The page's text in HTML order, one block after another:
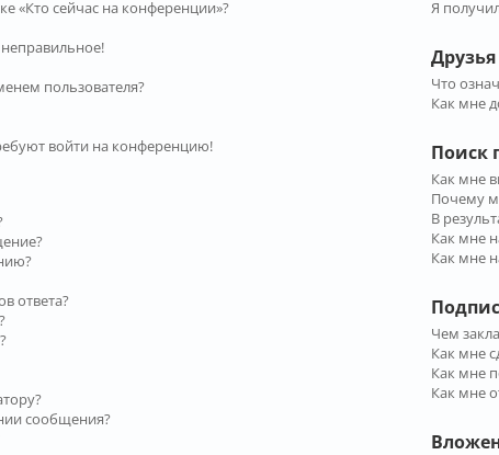
«Кто сейчас на конференции»?
пользователя?
войти на конференцию!
ответа?
сообщения?
Я
Что
Как мне
Поиск
Как мне
Почему
В
Как мне
Как мне
Чем
Как мне
Как мне
Как мне